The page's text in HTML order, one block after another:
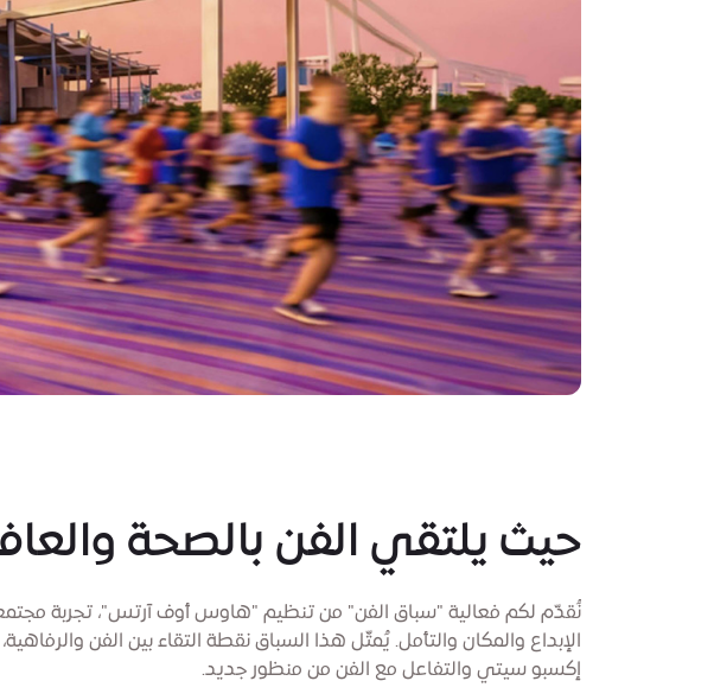
حيث يلتقي الفن بالصحة
نُقدّم لكم فعالية "سباق الفن" من تنظيم "هاوس أوف آرتس"، تجربة
الإبداع والمكان والتأمل. يُمثّل هذا السباق نقطة التقاء بين الفن
إكسبو سيتي والتفاعل مع الفن من منظور جديد.